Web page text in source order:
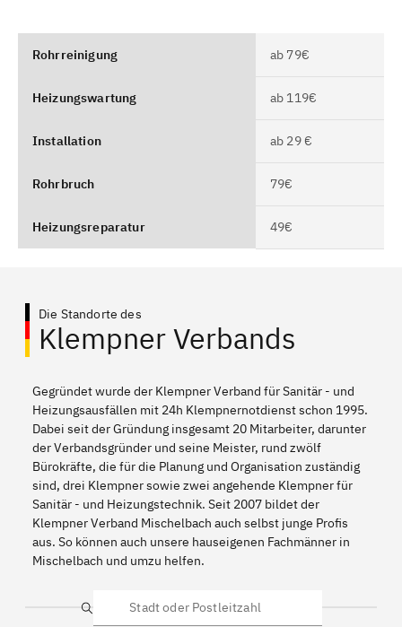
Rohrreinigung ab 79€
Heizungswartung ab 119€
Installation ab 29 €
Rohrbruch 79€
Heizungsreparatur 49€
Die Standorte des
Klempner Verbands
Gegründet wurde der Klempner Verband für Sanitär - und
Heizungsausfällen mit 24h Klempnernotdienst schon 1995.
Dabei seit der Gründung insgesamt 20 Mitarbeiter, darunter
der Verbandsgründer und seine Meister, rund zwölf
Bürokräfte, die für die Planung und Organisation zuständig
sind, drei Klempner sowie zwei angehende Klempner für
Sanitär - und Heizungstechnik. Seit 2007 bildet der
Klempner Verband Mischelbach auch selbst junge Profis
aus. So können auch unsere hauseigenen Fachmänner in
Mischelbach und umzu helfen.
Suche